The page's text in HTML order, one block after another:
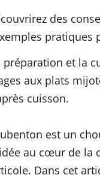
des
pratiques
préparation et la
aux plats
cuisson.
est un
au cœur de
Dans cet